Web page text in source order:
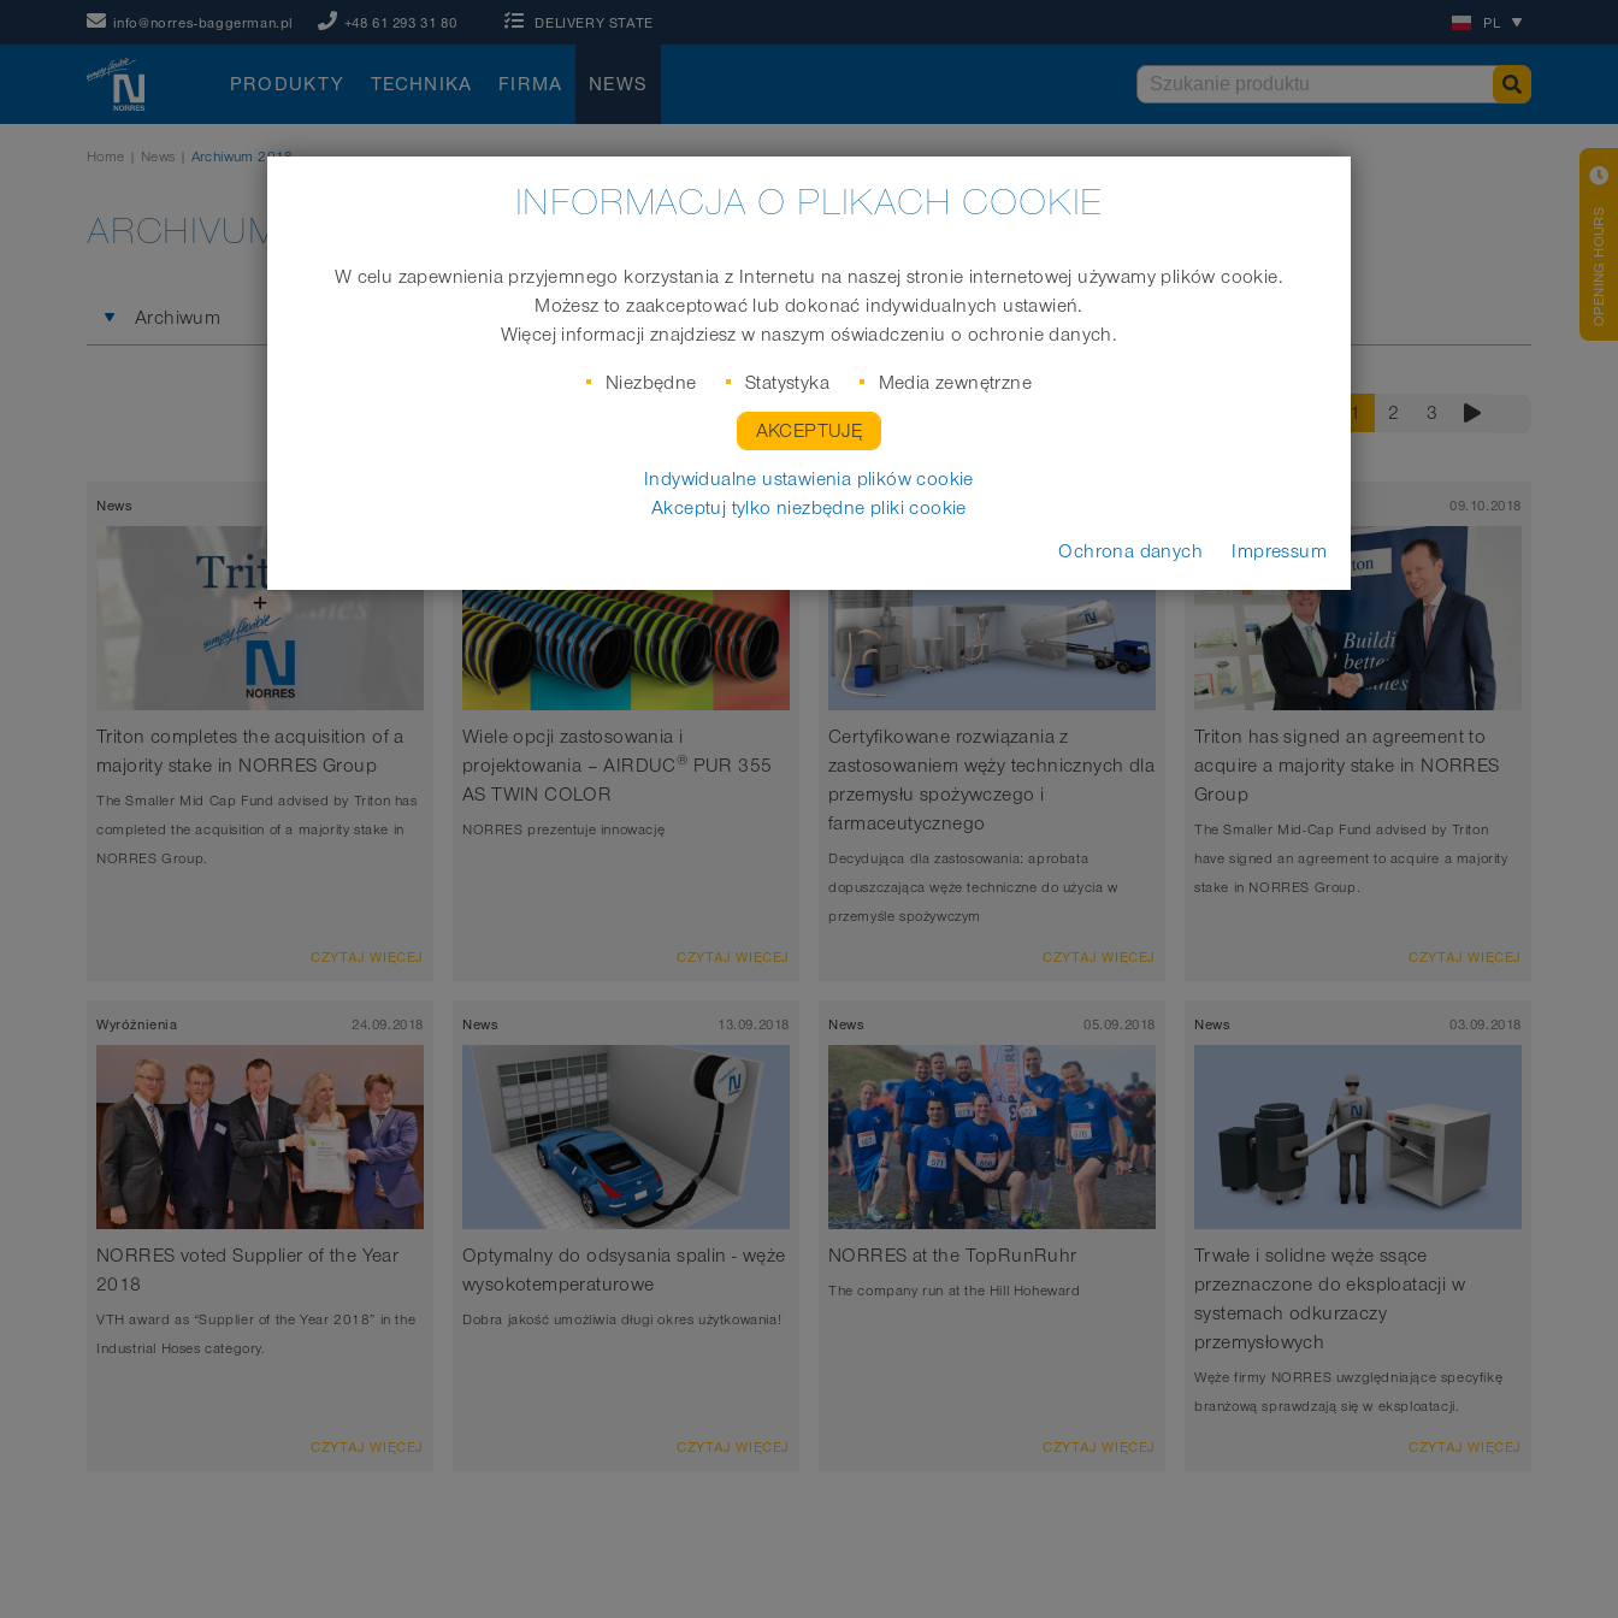
info@norres-baggerman.pl +48 61 293 31 80 DELIVERY STATE PL
PRODUKTY TECHNIKA FIRMA NEWS
Home | News | Archiwum 2018
ARCHIVUM 2018
Archiwum
1 2 3
News
Triton completes the acquisition of a
majority stake in NORRES Group
The Smaller Mid Cap Fund advised by Triton has
completed the acquisition of a majority stake in
NORRES Group.
CZYTAJ WIĘCEJ
22.10.2018
Wiele opcji zastosowania i
projektowania – AIRDUC® PUR 355
AS TWIN COLOR
NORRES prezentuje innowację
CZYTAJ WIĘCEJ
News
Certyfikowane rozwiązania z
zastosowaniem węży technicznych dla
przemysłu spożywczego i
farmaceutycznego
Decydująca dla zastosowania: aprobata
dopuszczająca węże techniczne do użycia w
przemyśle spożywczym
CZYTAJ WIĘCEJ
09.10.2018
Triton has signed an agreement to
acquire a majority stake in NORRES
Group
The Smaller Mid-Cap Fund advised by Triton
have signed an agreement to acquire a majority
stake in NORRES Group.
CZYTAJ WIĘCEJ
Wyróżnienia 24.09.2018
NORRES voted Supplier of the Year
2018
VTH award as “Supplier of the Year 2018” in the
Industrial Hoses category.
CZYTAJ WIĘCEJ
News 13.09.2018
Optymalny do odsysania spalin - węże
wysokotemperaturowe
Dobra jakość umożliwia długi okres użytkowania!
CZYTAJ WIĘCEJ
News 05.09.2018
NORRES at the TopRunRuhr
The company run at the Hill Hoheward
CZYTAJ WIĘCEJ
News 03.09.2018
Trwałe i solidne węże ssące
przeznaczone do eksploatacji w
systemach odkurzaczy
przemysłowych
Węże firmy NORRES uwzględniające specyfikę
branżową sprawdzają się w eksploatacji.
CZYTAJ WIĘCEJ
OPENING HOURS
INFORMACJA O PLIKACH COOKIE
W celu zapewnienia przyjemnego korzystania z Internetu na naszej stronie internetowej używamy plików cookie.
Możesz to zaakceptować lub dokonać indywidualnych ustawień.
Więcej informacji znajdziesz w naszym oświadczeniu o ochronie danych.
Niezbędne Statystyka Media zewnętrzne
AKCEPTUJĘ
Indywidualne ustawienia plików cookie
Akceptuj tylko niezbędne pliki cookie
Ochrona danych
Impressum